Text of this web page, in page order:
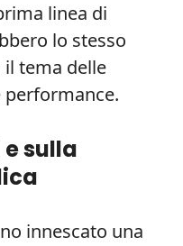
linea di
lo stesso
tema delle
performance.
sulla
innescato una